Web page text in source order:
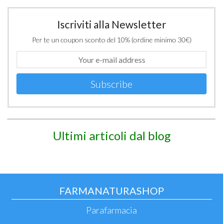
Iscriviti alla Newsletter
Per te un coupon sconto del 10% (ordine minimo 30€)
Subscribe
Ultimi articoli dal blog
FARMANATURASHOP
Parafarmacia